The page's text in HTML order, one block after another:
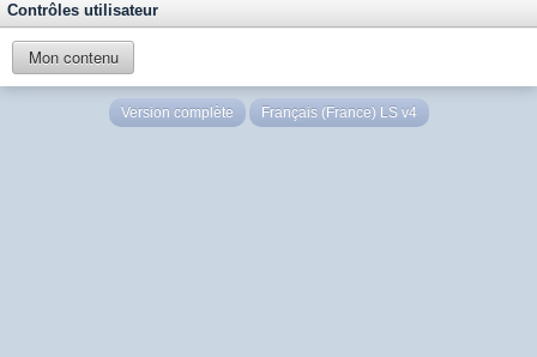
Contrôles utilisateur
Mon contenu
Version complète Français (France) LS v4